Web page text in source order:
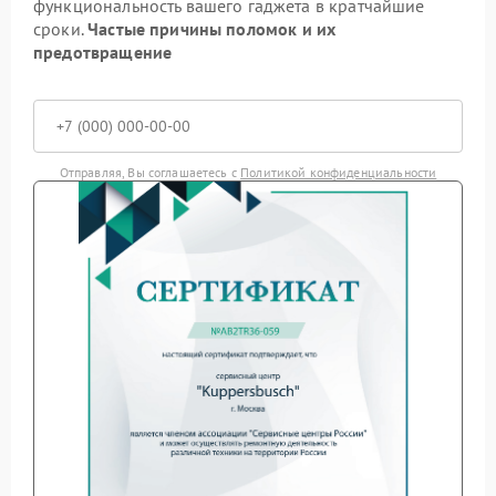
функциональность вашего гаджета в кратчайшие
сроки.Частые причины поломок и их
предотвращение
Отправляя, Вы соглашаетесь с Политикой конфиденциальности